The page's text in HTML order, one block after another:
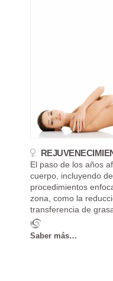
El paso de los años
cuerpo, incluyendo
procedimientos
zona, como la
transferencia de
Saber más…